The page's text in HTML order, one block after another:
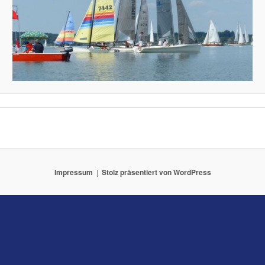
Impressum Stolz präsentiert von WordPress